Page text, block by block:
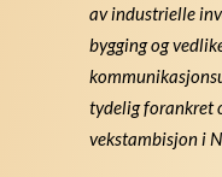
av industrielle
bygging og
tydelig forankret
vekstambisjon i